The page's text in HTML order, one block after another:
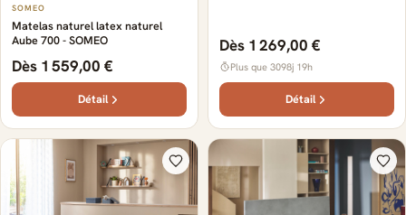
SOMEO
Matelas naturel latex naturel
Aube 700 - SOMEO
Dès 1 559,00 €
Détail
Dès 1 269,00 €
Plus que 3098j 19h
Détail